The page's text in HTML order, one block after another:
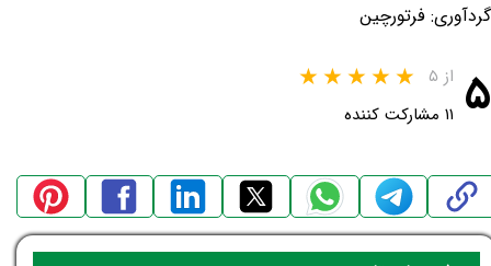
گردآوری: فرتورچین
۵ از ۵
۱۱ مشارکت کننده